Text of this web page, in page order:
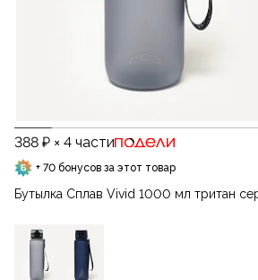
388 ₽ × 4 части
+ 70 бонусов за этот товар
Бутылка Сплав Vivid 1000 мл тритан